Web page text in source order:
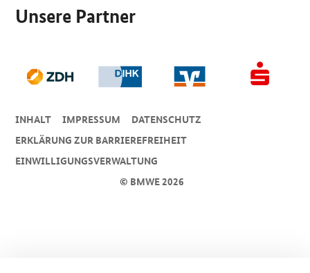
Unsere Partner
© BMWE 2026
INHALT IMPRESSUM
DA­TEN­SCHUTZ
ERKLÄRUNG ZUR BARRIEREFREIHEIT
EINWILLIGUNGSVERWALTUNG